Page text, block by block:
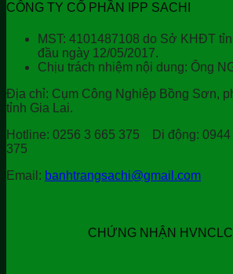
CÔNG TY CỔ PHẦN IPP SACHI
MST: 4101487108 do Sở KHĐT
đầu ngày 12/05/2017.
Chịu trách nhiệm nội dung: Ông
Địa chỉ: Cụm Công Nghiệp Bồng Sơn,
tỉnh Gia Lai.
Hotline: 0256 3 665 375 Di động: 0944
375
Email: banhtrangsachi@gmail.com
CHỨNG NHẬN